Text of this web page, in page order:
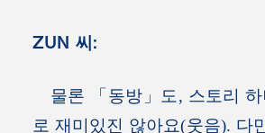
ZUN 씨:
물론 「동방」도, 스토리 하
로 재미있진 않아요(웃음). 다